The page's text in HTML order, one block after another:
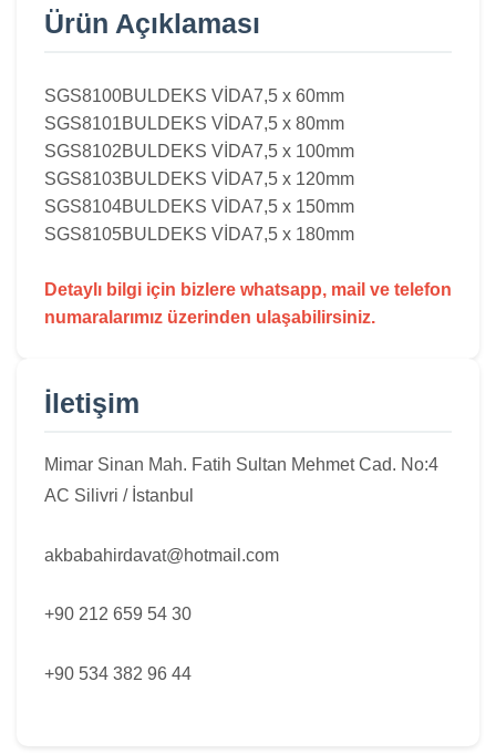
Ürün Açıklaması
SGS8100BULDEKS VİDA7,5 x 60mm
SGS8101BULDEKS VİDA7,5 x 80mm
SGS8102BULDEKS VİDA7,5 x 100mm
SGS8103BULDEKS VİDA7,5 x 120mm
SGS8104BULDEKS VİDA7,5 x 150mm
SGS8105BULDEKS VİDA7,5 x 180mm
Detaylı bilgi için bizlere whatsapp, mail ve telefon
numaralarımız üzerinden ulaşabilirsiniz.
İletişim
Mimar Sinan Mah. Fatih Sultan Mehmet Cad. No:4
AC Silivri / İstanbul
akbabahirdavat@hotmail.com
+90 212 659 54 30
+90 534 382 96 44